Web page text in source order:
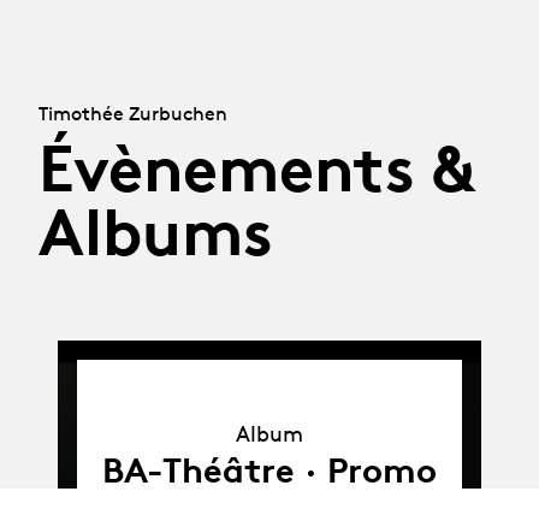
Timothée Zurbuchen
Évènements &
Albums
Album
BA-Théâtre · Promo